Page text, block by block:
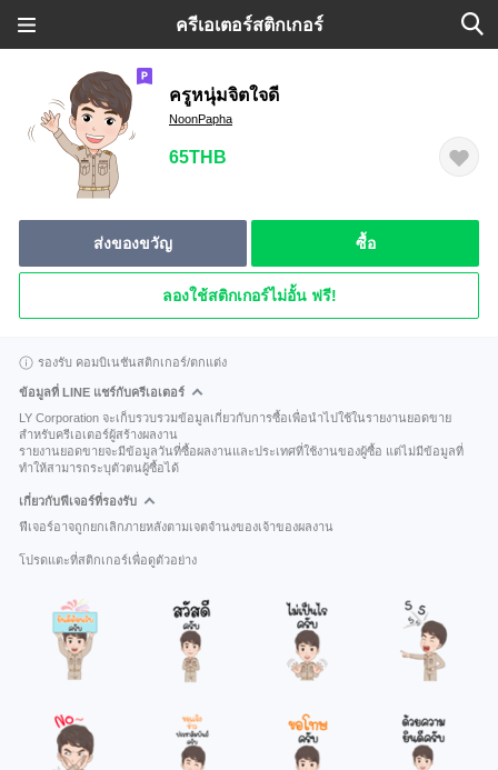
ครีเอเตอร์สติกเกอร์
ครูหนุ่มจิตใจดี
NoonPapha
65THB
ส่งของขวัญ ซื้อ
ลองใช้สติกเกอร์ไม่อั้น ฟรี!
รองรับ คอมบิเนชันสติกเกอร์/ตกแต่ง
ข้อมูลที่ LINE แชร์กับครีเอเตอร์
LY Corporation จะเก็บรวบรวมข้อมูลเกี่ยวกับการซื้อเพื่อนำไปใช้ในรายงานยอดขาย
สำหรับครีเอเตอร์ผู้สร้างผลงาน
รายงานยอดขายจะมีข้อมูลวันที่ซื้อผลงานและประเทศที่ใช้งานของผู้ซื้อ แต่ไม่มีข้อมูลที่
ทำให้สามารถระบุตัวตนผู้ซื้อได้
เกี่ยวกับฟีเจอร์ที่รองรับ
ฟีเจอร์อาจถูกยกเลิกภายหลังตามเจตจำนงของเจ้าของผลงาน
โปรดแตะที่สติกเกอร์เพื่อดูตัวอย่าง